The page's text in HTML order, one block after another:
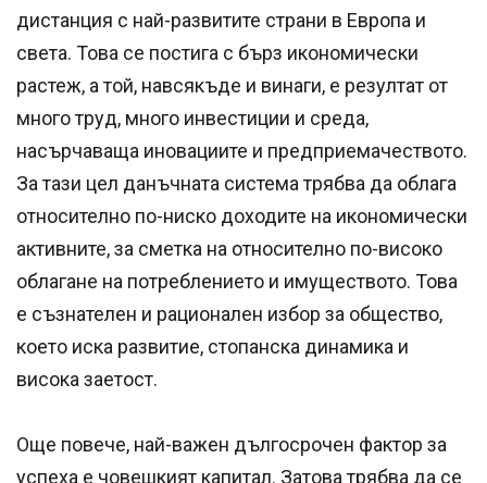
дистанция с най-развитите страни в Европа и
света. Това се постига с бърз икономически
растеж, а той, навсякъде и винаги, е резултат от
много труд, много инвестиции и среда,
насърчаваща иновациите и предприемачеството.
За тази цел данъчната система трябва да облага
относително по-ниско доходите на икономически
активните, за сметка на относително по-високо
облагане на потреблението и имуществото. Това
е съзнателен и рационален избор за общество,
което иска развитие, стопанска динамика и
висока заетост.
Още повече, най-важен дългосрочен фактор за
успеха е човешкият капитал. Затова трябва да се